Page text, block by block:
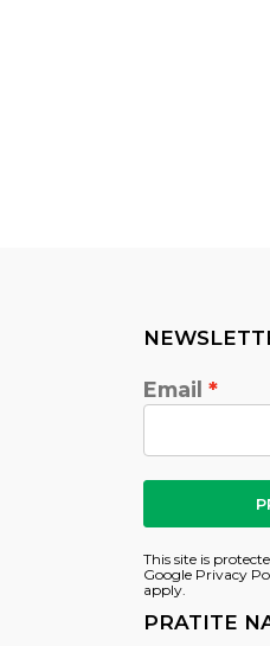
Email
This site is
Google Privacy
apply.
PRATITE